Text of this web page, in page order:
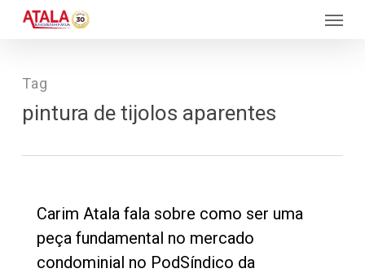
Menu
Tag
pintura de tijolos aparentes
Carim Atala fala sobre como ser uma
peça fundamental no mercado
condominial no PodSíndico da